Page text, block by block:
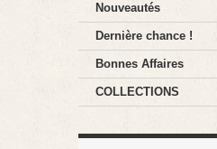
Nouveautés
Dernière chance !
Bonnes Affaires
COLLECTIONS